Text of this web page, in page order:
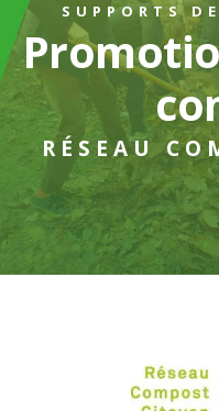
SUPPORTS
RÉSEAU